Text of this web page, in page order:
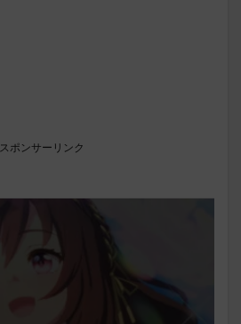
スポンサーリンク